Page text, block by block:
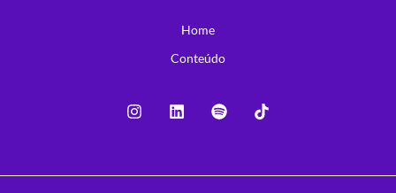
Home
Conteúdo